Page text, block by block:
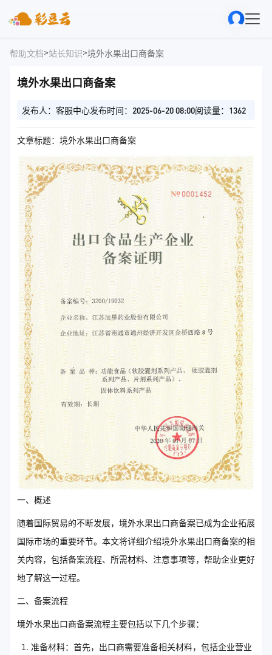
帮助文档>站长知识>境外水果出口商备案
境外水果出口商备案
发布人：客服中心发布时间：2025-06-20 08:00阅读量：1362
文章标题：境外水果出口商备案
一、概述
随着国际贸易的不断发展，境外水果出口商备案已成为企业拓展
国际市场的重要环节。本文将详细介绍境外水果出口商备案的相
关内容，包括备案流程、所需材料、注意事项等，帮助企业更好
地了解这一过程。
二、备案流程
境外水果出口商备案流程主要包括以下几个步骤：
准备材料：首先，出口商需要准备相关材料，包括企业营业